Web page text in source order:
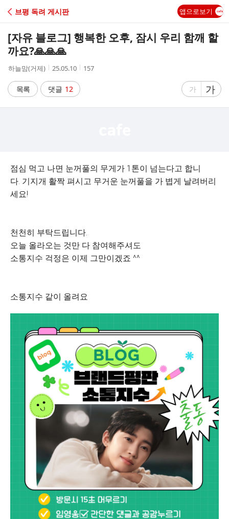
C
A
브평 독려 게시판 앱으로보기
[자유 블로그] 행복한 오후, 잠시 우리 함깨 할
까요?🙏🙏🙏
작
자
하늘맘(거제)
작
시
간
25.05.10
조
157
목록 댓글 12
글
게
가
글
자
가
점심 먹고 나면 눈꺼풀의 무게가 1 톤이 넘는다고 합니
다. 기지개 활짝 펴시고 무거운 눈꺼풀을 가 볍게 날려버리
세요!
천천히 부탁드립니다.
오늘 올라오는 것만 다 참여해주셔도
소통지수 걱정은 이제 그만이겠죠 ^^
소통지수 같이 올려요